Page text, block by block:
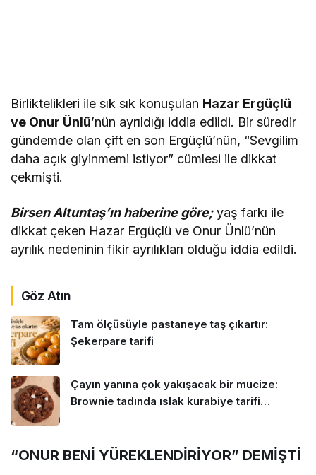
Birliktelikleri ile sık sık konuşulan Hazar Ergüçlü
ve Onur Ünlü’nün ayrıldığı iddia edildi. Bir süredir
gündemde olan çift en son Ergüçlü’nün, “Sevgilim
daha açık giyinmemi istiyor” cümlesi ile dikkat
çekmişti.
Birsen Altuntaş’ın haberine göre; yaş farkı ile
dikkat çeken Hazar Ergüçlü ve Onur Ünlü’nün
ayrılık nedeninin fikir ayrılıkları olduğu iddia edildi.
Göz Atın
Tam ölçüsüyle pastaneye taş çıkartır:
Şekerpare tarifi
Çayın yanına çok yakışacak bir mucize:
Brownie tadında ıslak kurabiye tarifi…
“ONUR BENİ YÜREKLENDİRİYOR” DEMİŞTİ